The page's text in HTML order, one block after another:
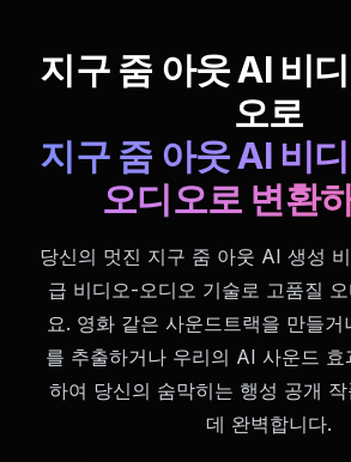
지구 줌 아웃 AI 비
오로
지구 줌 아웃 AI 비
오디오로 변환
당신의 멋진 지구 줌 아웃 AI 생성
급 비디오-오디오 기술로 고품질
요. 영화 같은 사운드트랙을 만들거
를 추출하거나 우리의 AI 사운드 효
하여 당신의 숨막히는 행성 공개
데 완벽합니다.